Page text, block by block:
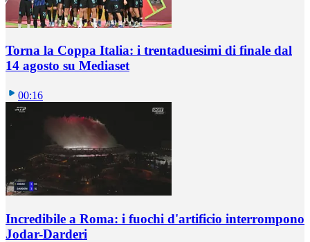
Torna la Coppa Italia: i trentaduesimi di finale dal
14 agosto su Mediaset
00:16
Incredibile a Roma: i fuochi d'artificio interrompono
Jodar-Darderi